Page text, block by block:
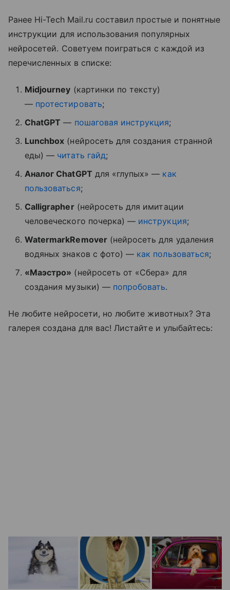
Ранее Hi-Tech Mail.ru составил простые и понятные
инструкции для использования популярных
нейросетей. Советуем поиграться с каждой из
перечисленных в списке:
Midjourney (картинки по тексту)
— протестировать;
ChatGPT — пошаговая инструкция;
Lunchbox (нейросеть для создания странной
еды) — читать гайд;
Аналог ChatGPT для «глупых» — как
пользоваться;
Calligrapher(нейросеть для имитации
человеческого почерка) — инструкция;
WatermarkRemover(нейросеть для удаления
водяных знаков с фото) — как пользоваться;
«Маэстро» (нейросеть от «Сбера» для
создания музыки) — попробовать.
Не любите нейросети, но любите животных? Эта
галерея создана для вас! Листайте и улыбайтесь: